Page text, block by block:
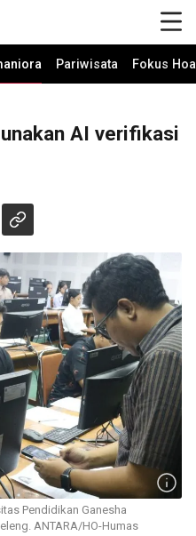
Pariwisata Fokus
AI verifikasi
Pendidikan Ganesha
ANTARA/HO-Humas